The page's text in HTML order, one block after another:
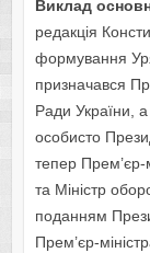
Виклад
редакція
формування
призначався
Ради України, а
особисто
тепер Прем’єр-
та Міністр
поданням
Прем’єр-